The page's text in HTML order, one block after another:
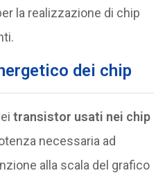
la realizzazione di chip
dei chip
transistor usati nei chip
necessaria ad
alla scala del grafico